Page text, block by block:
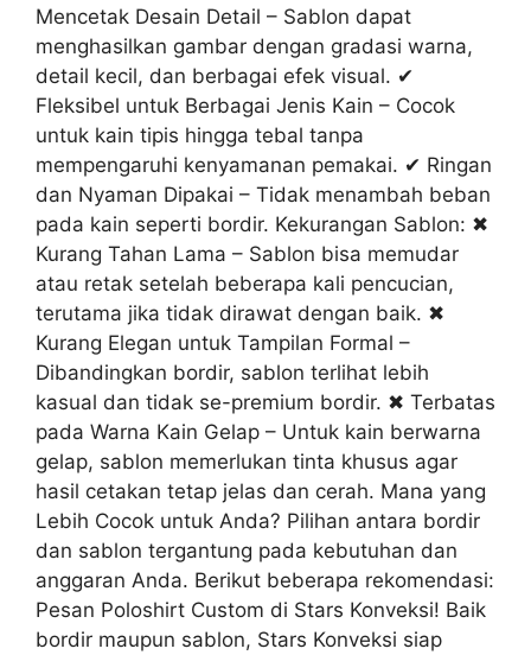
Mencetak Desain Detail – Sablon dapat
menghasilkan gambar dengan gradasi warna,
detail kecil, dan berbagai efek visual. ✔
Fleksibel untuk Berbagai Jenis Kain – Cocok
untuk kain tipis hingga tebal tanpa
mempengaruhi kenyamanan pemakai. ✔ Ringan
dan Nyaman Dipakai – Tidak menambah beban
pada kain seperti bordir. Kekurangan Sablon: ✖
Kurang Tahan Lama – Sablon bisa memudar
atau retak setelah beberapa kali pencucian,
terutama jika tidak dirawat dengan baik. ✖
Kurang Elegan untuk Tampilan Formal –
Dibandingkan bordir, sablon terlihat lebih
kasual dan tidak se-premium bordir. ✖ Terbatas
pada Warna Kain Gelap – Untuk kain berwarna
gelap, sablon memerlukan tinta khusus agar
hasil cetakan tetap jelas dan cerah. Mana yang
Lebih Cocok untuk Anda? Pilihan antara bordir
dan sablon tergantung pada kebutuhan dan
anggaran Anda. Berikut beberapa rekomendasi:
Pesan Poloshirt Custom di Stars Konveksi! Baik
bordir maupun sablon, Stars Konveksi siap